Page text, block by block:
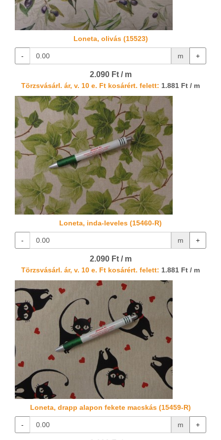
Loneta, olivás (15523)
- m +
2.090 Ft / m
Törzsvásárl. ár, v. 10 e. Ft kosárért. felett: 1.881 Ft / m
Loneta, inda-leveles (15460-R)
- m +
2.090 Ft / m
Törzsvásárl. ár, v. 10 e. Ft kosárért. felett: 1.881 Ft / m
Loneta, drapp alapon fekete macskás (15459-R)
- m +